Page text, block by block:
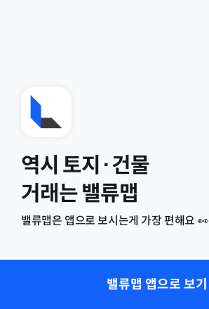
역시 토지·건물
거래는 밸류맵
밸류맵은 앱으로 보시는게 가장 편해요 👀
밸류맵 앱으로 보기